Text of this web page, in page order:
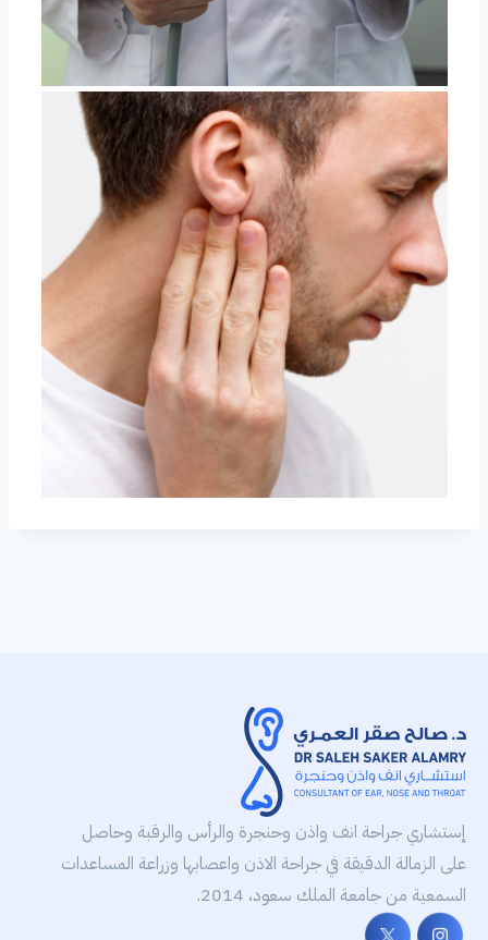
إستشاري جراحة انف واذن وحنجرة والرأس والرقبة وحاصل
على الزمالة الدقيقة في جراحة الاذن واعصابها وزراعة المساعدات
السمعية من جامعة الملك سعود، 2014.